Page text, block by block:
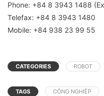
Phone: +84 8 3943 1488
Telefax: +84 8 3943 1480
Mobile: +84 938 23 99 55
CATEGORIES ROBOT
TAGS CÔNG NGHIỆP